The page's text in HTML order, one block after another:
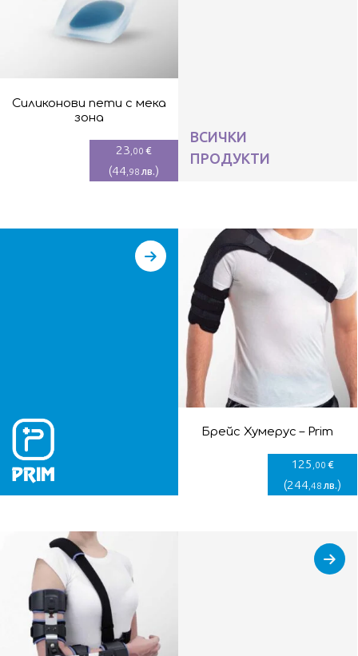
Силиконови пети с мека
зона
23 ,00 €
(44,98 лв.)
ВСИЧКИ
ПРОДУКТИ
Брейс Хумерус – Prim
125 ,00 €
(244,48 лв.)